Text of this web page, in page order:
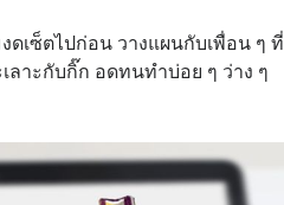
เซ็ตไปก่อน วางแผนกับเพื่อน ๆ ที่
ลาะกับกิ๊ก อดทนทำบ่อย ๆ ว่าง ๆ